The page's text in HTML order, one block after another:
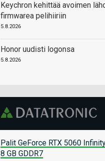
Keychron kehittää avoimen
firmwarea pelihiiriin
5.8.2026
Honor uudisti logonsa
5.8.2026
Palit GeForce RTX 5060
8 GB GDDR7